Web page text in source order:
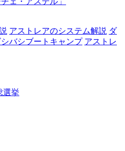
アストレアのシステム解説 ダ
シバシブートキャンプ アストレ
選挙